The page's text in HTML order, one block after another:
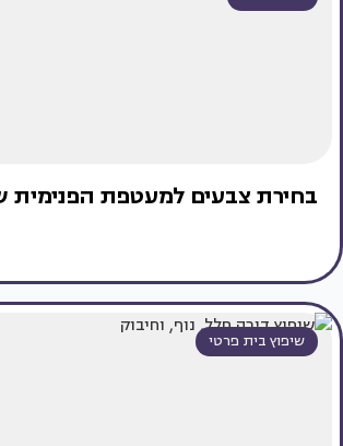
בחירת צבעים למעטפת הפנימית
שיפוץ בית פרטי